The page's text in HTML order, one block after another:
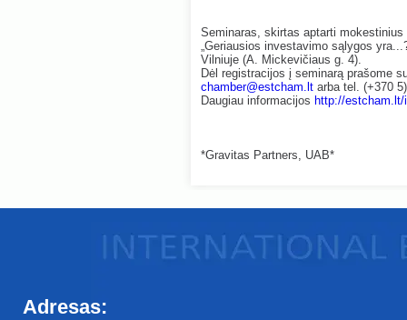
Seminaras, skirtas aptarti
„Geriausios investavimo sąlygos
Vilniuje (A. Mickevičiaus g. 4).
Dėl registracijos į seminarą prašome
chamber@estcham.lt arba tel. (+370
Daugiau informacijos http://estcham.lt/
*Gravitas Partners, UAB*
Adresas: